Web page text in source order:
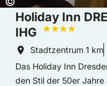
Holiday Inn
IHG
Stadtzentrum 1 km
Das Holiday Inn
den Stil der 50er